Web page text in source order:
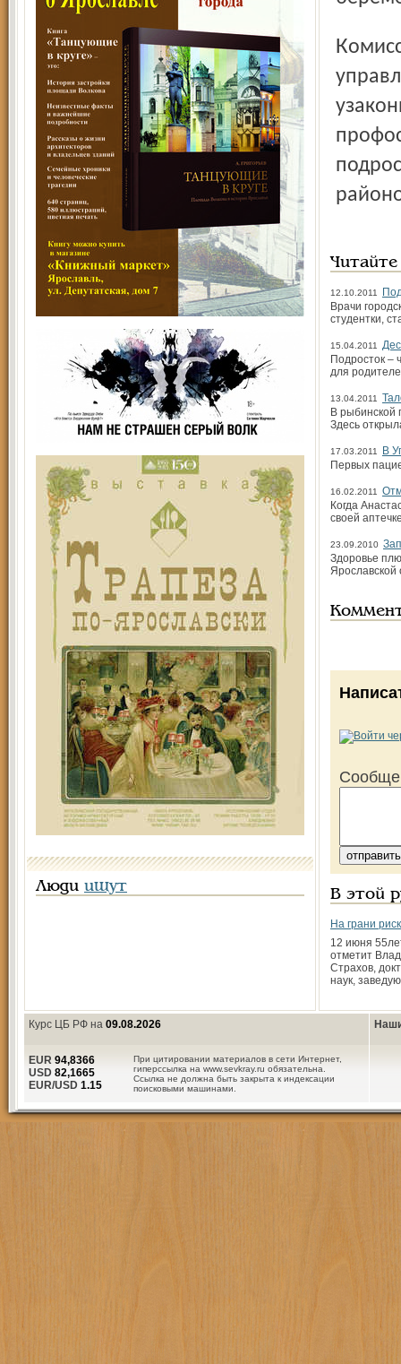
Люди ищут
Комиссия по соцполитике в итоге рекомендовала
12.10.2011
Врачи
студентки,
15.04.2011
Подросток –
для
13.04.2011
В рыбинской
Здесь
17.03.2011
В
Первых
16.02.2011
Когда
своей
23.09.2010
Здоровье
Ярославской
В этой
На грани
12 июня
отметит
Страхов,
наук,
Курс ЦБ РФ на 09.08.2026
При цитировании материалов в сети Интернет,
гиперссылка на www.sevkray.ru обязательна.
Ссылка не должна быть закрыта к индексации
поисковыми машинами.
EUR 94,8366
USD 82,1665
EUR/USD 1.15